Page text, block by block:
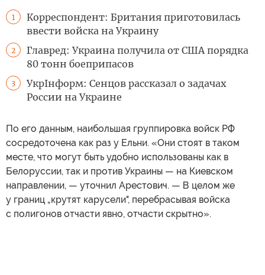
1
Корреспондент: Британия приготовилась
ввести войска на Украину
2
Главред: Украина получила от США порядка
80 тонн боеприпасов
3
УкрIнформ: Сенцов рассказал о задачах
России на Украине
По его данным, наибольшая группировка войск РФ
сосредоточена как раз у Ельни. «Они стоят в таком
месте, что могут быть удобно использованы как в
Белоруссии, так и против Украины — на Киевском
направлении, — уточнил Арестович. — В целом же
у границ „крутят карусели", перебрасывая войска
с полигонов отчасти явно, отчасти скрытно».